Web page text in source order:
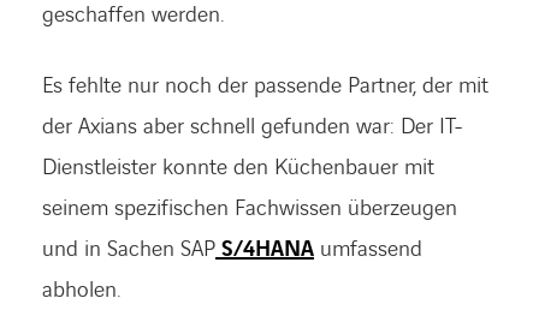
geschaffen werden.
Es fehlte nur noch der passende Partner, der mit
der Axians aber schnell gefunden war: Der IT-
Dienstleister konnte den Küchenbauer mit
seinem spezifischen Fachwissen überzeugen
und in Sachen SAPS/4HANA umfassend
abholen.